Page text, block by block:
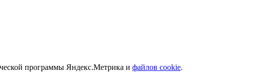
программы Яндекс.Метрика и файлов cookie.